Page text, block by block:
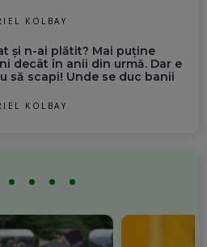
KOLBAY
și n-ai plătit? Mai puține
decât în anii din urmă. Dar e
să scapi! Unde se duc banii
KOLBAY